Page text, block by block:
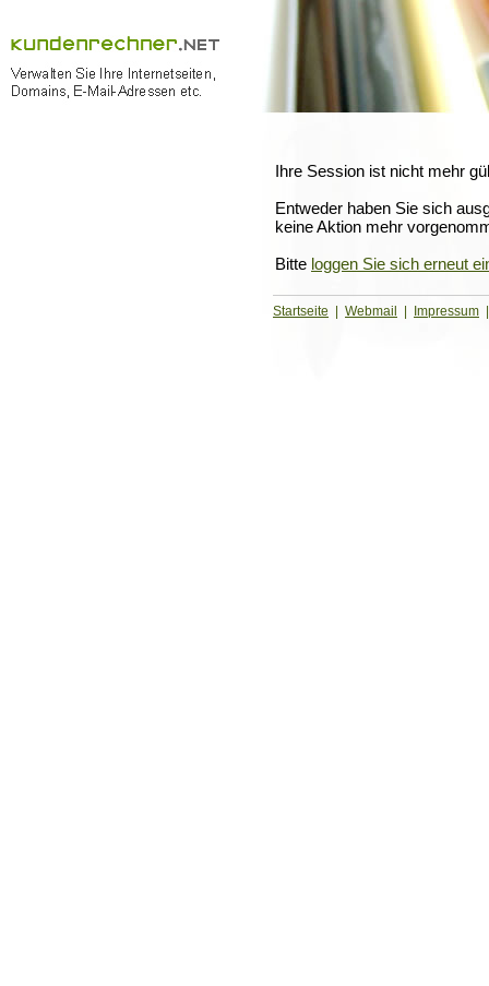
Ihre Session ist nicht mehr
Entweder haben Sie sich
keine Aktion mehr
Bitte loggen Sie sich erneut
Startseite Webmail Impressum